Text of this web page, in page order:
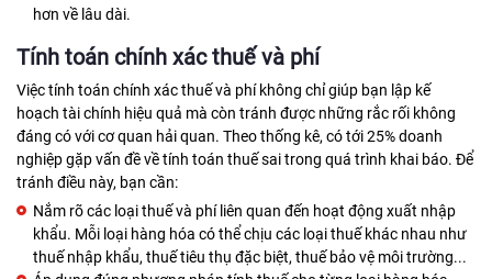
hơn về lâu dài.
Tính toán chính xác thuế và phí
Việc tính toán chính xác thuế và phí không chỉ giúp bạn lập kế
hoạch tài chính hiệu quả mà còn tránh được những rắc rối không
đáng có với cơ quan hải quan. Theo thống kê, có tới 25% doanh
nghiệp gặp vấn đề về tính toán thuế sai trong quá trình khai báo. Để
tránh điều này, bạn cần:
Nắm rõ các loại thuế và phí liên quan đến hoạt động xuất nhập
khẩu. Mỗi loại hàng hóa có thể chịu các loại thuế khác nhau như
thuế nhập khẩu, thuế tiêu thụ đặc biệt, thuế bảo vệ môi trường...